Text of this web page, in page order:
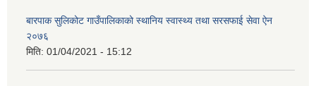
बारपाक सुलिकोट गाउँपालिकाको स्थानिय स्वास्थ्य तथा सरसफाई सेवा ऐन
२०७६
मिति: 01/04/2021 - 15:12